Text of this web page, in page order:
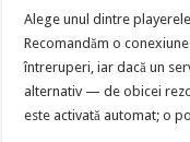
Alege unul dintre
Recomandăm o
întreruperi, iar dacă un
alternativ — de obicei
este activată automat; o